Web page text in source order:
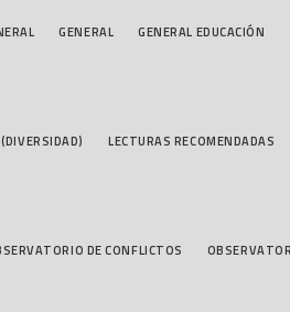
GENERAL GENERAL EDUCACIÓN
LECTURAS RECOMENDADAS
DE CONFLICTOS